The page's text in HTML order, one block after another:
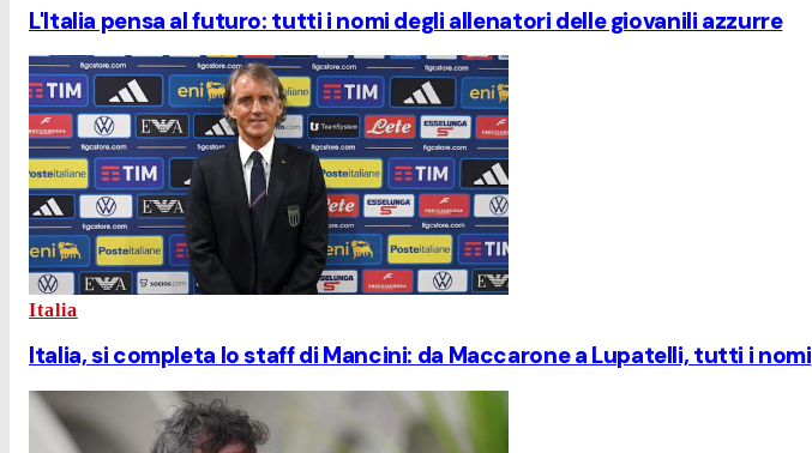
L'Italia pensa al futuro: tutti i nomi degli allenatori delle giovanili azzurre
Italia
Italia, si completa lo staff di Mancini: da Maccarone a Lupatelli, tutti i nomi